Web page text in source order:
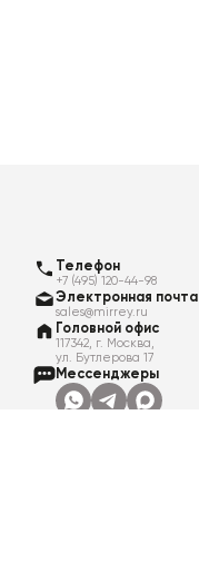
Телефон
+7 (495) 120-44-98
Электронная почта
sales@mirrey.ru
Головной офис
117342, г. Москва,
ул. Бутлерова 17
Мессенджеры